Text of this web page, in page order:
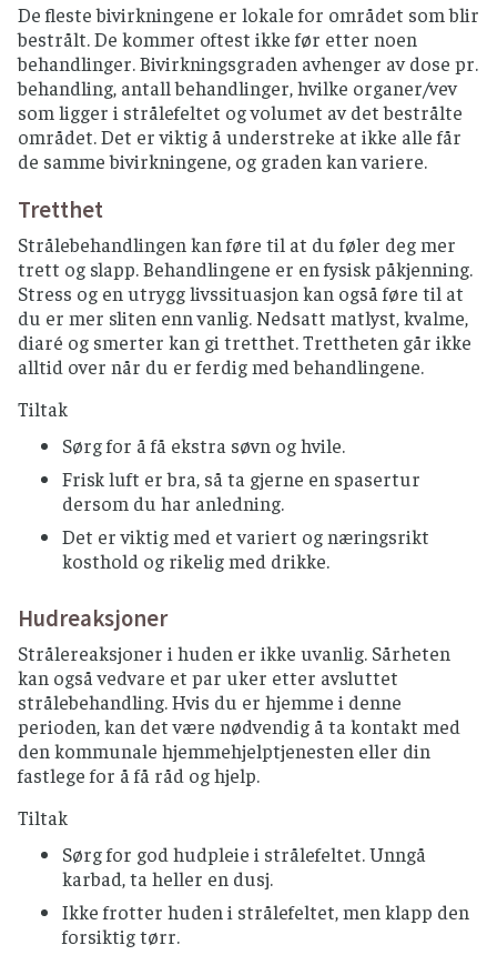
De fleste bivirkningene er lokale for området som blir
bestrålt. De kommer oftest ikke før etter noen
behandlinger. Bivirkningsgraden avhenger av dose pr.
behandling, antall behandlinger, hvilke organer/vev
som ligger i strålefeltet og volumet av det bestrålte
området. Det er viktig å understreke at ikke alle får
de samme bivirkningene, og graden kan variere.
Tretthet
Strålebehandlingen kan føre til at du føler deg mer
trett og slapp. Behandlingene er en fysisk påkjenning.
Stress og en utrygg livssituasjon kan også føre til at
du er mer sliten enn vanlig. Nedsatt matlyst, kvalme,
diaré og smerter kan gi tretthet. Trettheten går ikke
alltid over når du er ferdig med behandlingene.
Tiltak
Sørg for å få ekstra søvn og hvile.
Frisk luft er bra, så ta gjerne en spasertur
dersom du har anledning.
Det er viktig med et variert og næringsrikt
kosthold og rikelig med drikke.
Hudreaksjoner
Strålereaksjoner i huden er ikke uvanlig. Sårheten
kan også vedvare et par uker etter avsluttet
strålebehandling. Hvis du er hjemme i denne
perioden, kan det være nødvendig å ta kontakt med
den kommunale hjemmehjelptjenesten eller din
fastlege for å få råd og hjelp.
Tiltak
Sørg for god hudpleie i strålefeltet. Unngå
karbad, ta heller en dusj.
Ikke frotter huden i strålefeltet, men klapp den
forsiktig tørr.